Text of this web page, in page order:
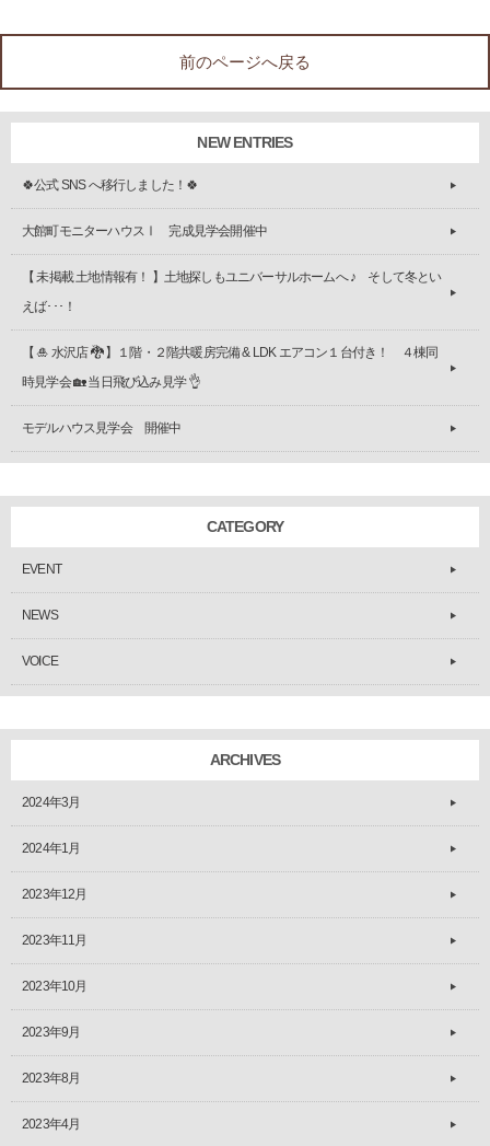
前のページへ戻る
NEW ENTRIES
🍀公式 SNS へ移行しました！🍀
大館町モニターハウスⅠ 完成見学会開催中
【 未掲載 土地情報有！ 】土地探しもユニバーサルホームへ ♪ そして冬とい
えば･･･！
【 🎍 水沢店 🐉 】１階・２階共暖房完備 & LDK エアコン１台付き！ ４棟同
時見学会 🏡 当日飛び込み見学 👌
モデルハウス見学会 開催中
CATEGORY
EVENT
NEWS
VOICE
ARCHIVES
2024年3月
2024年1月
2023年12月
2023年11月
2023年10月
2023年9月
2023年8月
2023年4月